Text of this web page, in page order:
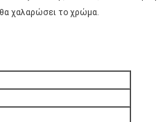
θα χαλαρώσει το χρώμα.